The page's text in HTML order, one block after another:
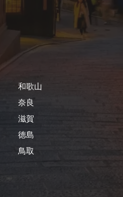
和歌山
奈良
滋賀
徳島
鳥取